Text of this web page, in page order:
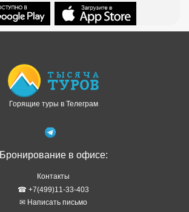
Горящие туры в Телеграм
Бронирование в офисе:
Контакты
☎ +7(499)11-33-403
✉ Написать письмо